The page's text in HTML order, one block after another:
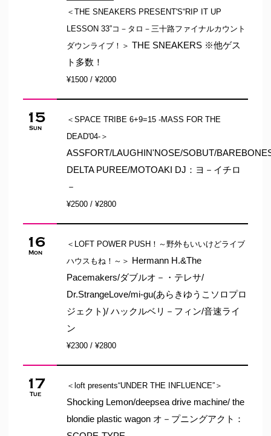
＜THE SNEAKERS PRESENT'S“RIP IT UP
LESSON 33”コ－タロ－三十路ファイナルカウント
ダウンライブ！＞ THE SNEAKERS ※他ゲス
ト多数！
¥1500 / ¥2000
15
Sun
＜SPACE TRIBE 6+9=15 -MASS FOR THE
DEAD'04-＞
ASSFORT/LAUGHIN'NOSE/SOBUT/
DELTA PUREE/MOTOAKI DJ：ヨ－イチロ
－
¥2500 / ¥2800
16
Mon
＜LOFT POWER PUSH！～野外もいいけどライブ
ハウスもね！～＞ Hermann H.&The
Pacemakers/ダブルオ－・テレサ/
Dr.StrangeLove/mi-gu(あらきゆうこソロプロ
ジェクト)/ ハックルベリ－フィン/音速ライ
ン
¥2300 / ¥2800
17
Tue
＜loft presents“UNDER THE INFLUENCE”＞
Shocking Lemon/deepsea drive machine/ the
blondie plastic wagon オ－プニングアクト：